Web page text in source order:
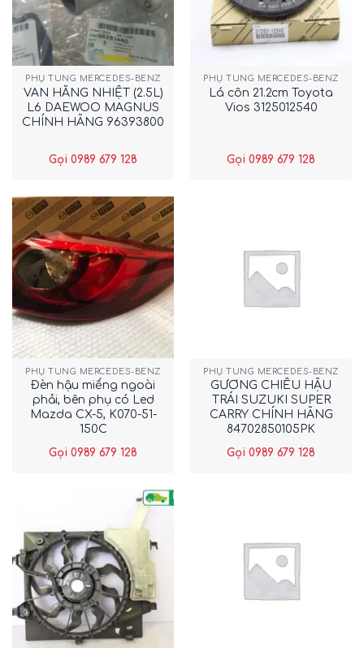
PHỤ TÙNG MERCEDES-BENZ
VAN HẰNG NHIỆT (2.5L)
L6 DAEWOO MAGNUS
CHÍNH HÃNG 96393800
Gọi 0989 679 128
PHỤ TÙNG MERCEDES-BENZ
Lá côn 21.2cm Toyota
Vios 3125012540
Gọi 0989 679 128
PHỤ TÙNG MERCEDES-BENZ
Đèn hậu miếng ngoài
phải, bên phụ có Led
Mazda CX-5, K070-51-
150C
Gọi 0989 679 128
PHỤ TÙNG MERCEDES-BENZ
GƯƠNG CHIẾU HẬU
TRÁI SUZUKI SUPER
CARRY CHÍNH HÃNG
84702850105PK
Gọi 0989 679 128